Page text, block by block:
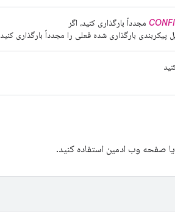
مجدداً بارگذاری کنید، اگر
بارگذاری شده فعلی را مجدداً بارگذاری کنید
یا صفحه وب ادمین استفاده کنید.